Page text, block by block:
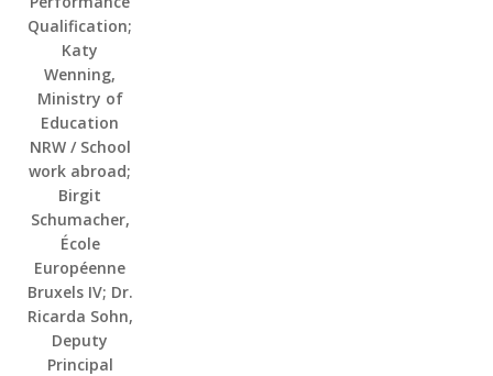
Qualification;
Katy
Wenning,
Ministry of
Education
NRW / School
work abroad;
Birgit
Schumacher,
École
Européenne
Bruxels IV; Dr.
Ricarda Sohn,
Deputy
Principal